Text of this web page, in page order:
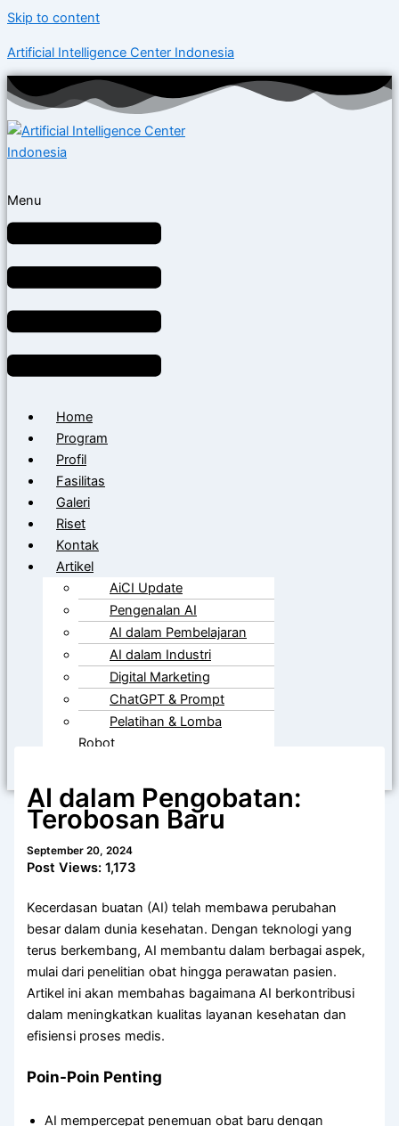
Skip to content
Artificial Intelligence Center Indonesia
Menu
Home
Program
Profil
Fasilitas
Galeri
Riset
Kontak
Artikel
AiCI Update
Pengenalan AI
AI dalam Pembelajaran
AI dalam Industri
Digital Marketing
ChatGPT & Prompt
Pelatihan & Lomba
Robot
AI dalam Pengobatan:
Terobosan Baru
September 20, 2024
Post Views: 1,173
Kecerdasan buatan (AI) telah membawa perubahan
besar dalam dunia kesehatan. Dengan teknologi yang
terus berkembang, AI membantu dalam berbagai aspek,
mulai dari penelitian obat hingga perawatan pasien.
Artikel ini akan membahas bagaimana AI berkontribusi
dalam meningkatkan kualitas layanan kesehatan dan
efisiensi proses medis.
Poin-Poin Penting
AI mempercepat penemuan obat baru dengan